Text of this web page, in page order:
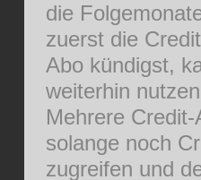
die
zuerst die
Abo kündigst,
weiterhin
Mehrere
solange noch
zugreifen und